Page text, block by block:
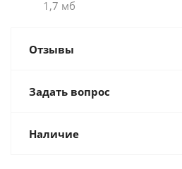
1,7 мб
Отзывы
Задать вопрос
Наличие